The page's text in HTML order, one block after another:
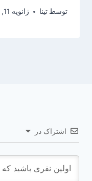
توسط تینا ژانویه 11, 2026
اشتراک در